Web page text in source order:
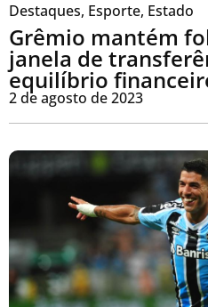
Destaques, Esporte, Estado
Grêmio mantém
janela de
equilíbrio
2 de agosto de 2023